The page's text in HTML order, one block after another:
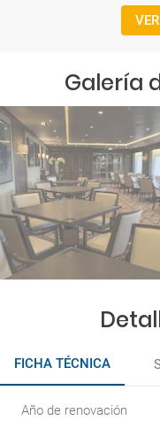
Galería
FICHA TÉCNICA
Año de renovación